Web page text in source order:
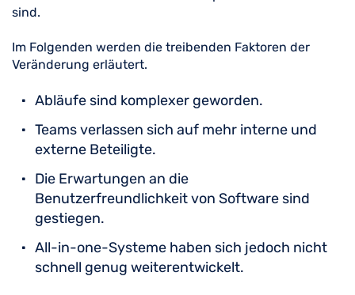
sind.
Im Folgenden werden die treibenden Faktoren der
Veränderung erläutert.
Abläufe sind komplexer geworden.
Teams verlassen sich auf mehr interne und
externe Beteiligte.
Die Erwartungen an die
Benutzerfreundlichkeit von Software sind
gestiegen.
All-in-one-Systeme haben sich jedoch nicht
schnell genug weiterentwickelt.